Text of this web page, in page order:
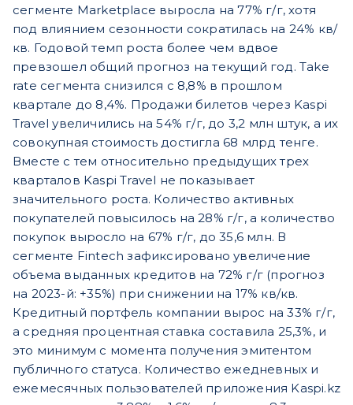
сегменте Marketplace выросла на 77% г/г, хотя
под влиянием сезонности сократилась на 24% кв/
кв. Годовой темп роста более чем вдвое
превзошел общий прогноз на текущий год. Take
rate сегмента снизился с 8,8% в прошлом
квартале до 8,4%. Продажи билетов через Kaspi
Travel увеличились на 54% г/г, до 3,2 млн штук, а их
совокупная стоимость достигла 68 млрд тенге.
Вместе с тем относительно предыдущих трех
кварталов Kaspi Travel не показывает
значительного роста. Количество активных
покупателей повысилось на 28% г/г, а количество
покупок выросло на 67% г/г, до 35,6 млн. В
сегменте Fintech зафиксировано увеличение
объема выданных кредитов на 72% г/г (прогноз
на 2023-й: +35%) при снижении на 17% кв/кв.
Кредитный портфель компании вырос на 33% г/г,
а средняя процентная ставка составила 25,3%, и
это минимум с момента получения эмитентом
публичного статуса. Количество ежедневных и
ежемесячных пользователей приложения Kaspi.kz